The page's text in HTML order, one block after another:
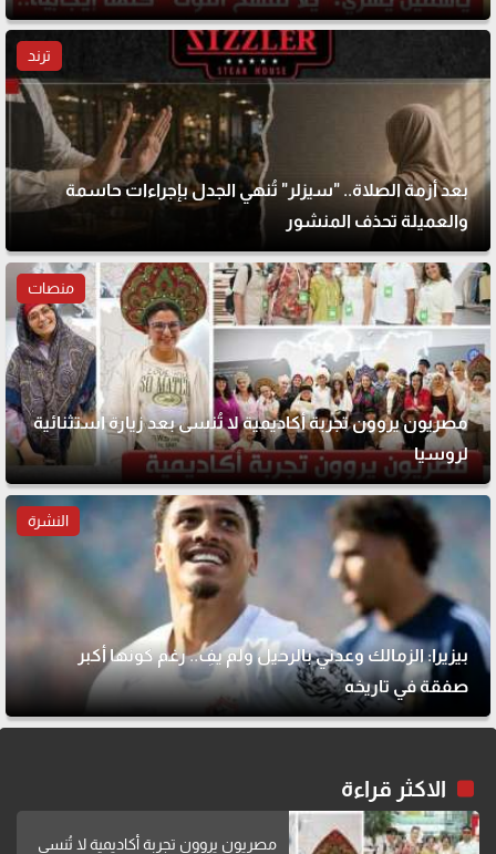
ترند
بعد أزمة الصلاة.. "سيزلر" تُنهي الجدل بإجراءات حاسمة
والعميلة تحذف المنشور
منصات
مصريون يروون تجربة أكاديمية لا تُنسى بعد زيارة استثنائية
لروسيا
النشرة
بيزيرا: الزمالك وعدني بالرحيل ولم يفِ.. رغم كونها أكبر
صفقة في تاريخه
الاكثر قراءة
مصريون يروون تجربة أكاديمية لا تُنسى